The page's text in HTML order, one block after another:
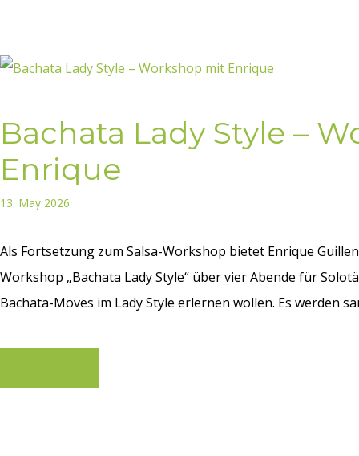
Bachata Lady Style –
Enrique
13. May 2026
Als Fortsetzung zum Salsa-Workshop bietet Enrique
Workshop „Bachata Lady Style“ über vier Abende für
Bachata-Moves im Lady Style erlernen wollen. Es werden